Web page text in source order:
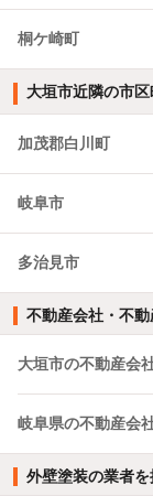
桐ケ崎町
大垣市近隣の市
加茂郡白川町
岐阜市
多治見市
不動産会社・不
大垣市の不動産会
岐阜県の不動産会
外壁塗装の業者を